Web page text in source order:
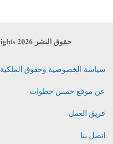
حقوق النشر copyrights 2026 خمس خطوات
سياسة الخصوصية وحقوق الملكية
عن موقع خمس خطوات
فريق العمل
اتصل بنا